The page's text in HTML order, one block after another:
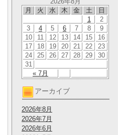
月
火 水 木 金 土 日
« 7月
1
2
3
4 5 6 7 8
9
10
11 12 13 14 15
16
17
18 19 20 21 22
23
24
25 26 27 28 29
30
31
アーカイブ
2026年8月
2026年7月
2026年6月